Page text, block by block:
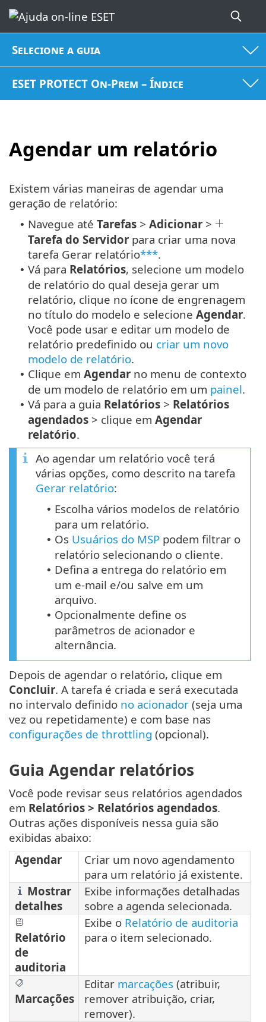
Selecione a guia
ESET PROTECT On-Prem – Índice
Agendar um relatório
Existem várias maneiras de agendar uma
geração de relatório:
• Navegue até Tarefas > Adicionar >
Tarefa do Servidor para criar uma nova
tarefa Gerar relatório***.
• Vá para Relatórios, selecione um modelo
de relatório do qual deseja gerar um
relatório, clique no ícone de engrenagem
no título do modelo e selecione Agendar.
Você pode usar e editar um modelo de
relatório predefinido ou criar um novo
modelo de relatório.
• Clique em Agendar no menu de contexto
de um modelo de relatório em um painel.
• Vá para a guia Relatórios > Relatórios
agendados > clique em Agendar
relatório.
Ao agendar um relatório você terá
várias opções, como descrito na tarefa
Gerar relatório:
• Escolha vários modelos de relatório
para um relatório.
• Os Usuários do MSP podem filtrar o
relatório selecionando o cliente.
• Defina a entrega do relatório em
um e-mail e/ou salve em um
arquivo.
• Opcionalmente define os
parâmetros de acionador e
alternância.
Depois de agendar o relatório, clique em
Concluir. A tarefa é criada e será executada
no intervalo definido no acionador (seja uma
vez ou repetidamente) e com base nas
configurações de throttling (opcional).
Guia Agendar relatórios
Você pode revisar seus relatórios agendados
em Relatórios > Relatórios agendados.
Outras ações disponíveis nessa guia são
exibidas abaixo:
Agendar
Criar um novo agendamento
para um relatório já existente.
Mostrar
detalhes
Exibe informações detalhadas
sobre a agenda selecionada.
Relatório
de
auditoria
Exibe o Relatório de auditoria
para o item selecionado.
Marcações
Editar marcações (atribuir,
remover atribuição, criar,
remover).